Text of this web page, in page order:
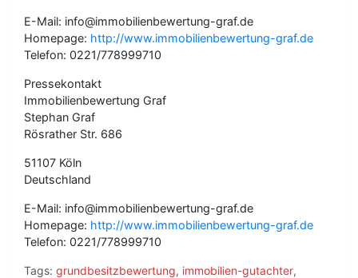
E-Mail: info@immobilienbewertung-graf.de
Homepage: http://www.immobilienbewertung-graf.de
Telefon: 0221/778999710
Pressekontakt
Immobilienbewertung Graf
Stephan Graf
Rösrather Str. 686
51107 Köln
Deutschland
E-Mail: info@immobilienbewertung-graf.de
Homepage: http://www.immobilienbewertung-graf.de
Telefon: 0221/778999710
Tags: grundbesitzbewertung, immobilien-gutachter,